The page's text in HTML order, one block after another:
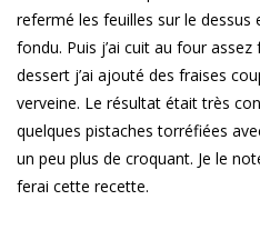
refermé les feuilles sur le dessus
fondu. Puis j’ai cuit au four
dessert j’ai ajouté des fraises
verveine. Le résultat était très
quelques pistaches torréfiées
un peu plus de croquant. Je le
ferai cette recette.